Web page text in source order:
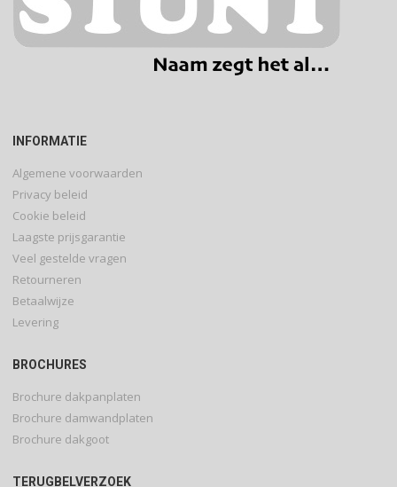
INFORMATIE
Algemene voorwaarden
Privacy beleid
Cookie beleid
Laagste prijsgarantie
Veel gestelde vragen
Retourneren
Betaalwijze
Levering
BROCHURES
Brochure dakpanplaten
Brochure damwandplaten
Brochure dakgoot
TERUGBELVERZOEK